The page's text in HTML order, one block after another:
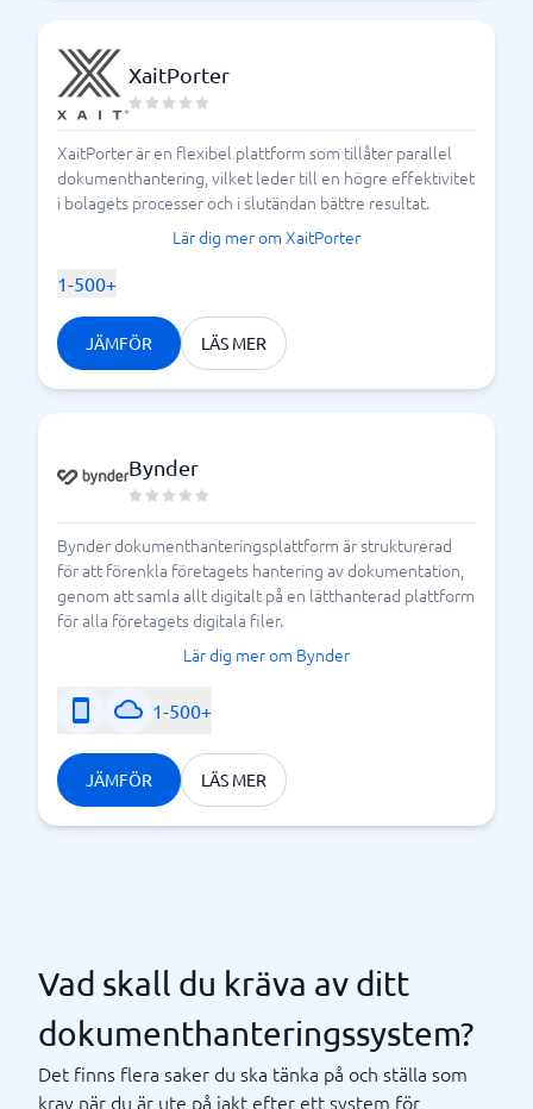
XaitPorter
XaitPorter är en flexibel plattform som tillåter parallel
dokumenthantering, vilket leder till en högre effektivitet
i bolagets processer och i slutändan bättre resultat.
Lär dig mer om XaitPorter
1-500+
JÄMFÖR LÄS MER
Bynder
Bynder dokumenthanteringsplattform är strukturerad
för att förenkla företagets hantering av dokumentation,
genom att samla allt digitalt på en lätthanterad plattform
för alla företagets digitala filer.
Lär dig mer om Bynder
1-500+
JÄMFÖR LÄS MER
Vad skall du kräva av ditt
dokumenthanteringssystem?
Det finns flera saker du ska tänka på och ställa som
krav när du är ute på jakt efter ett system för